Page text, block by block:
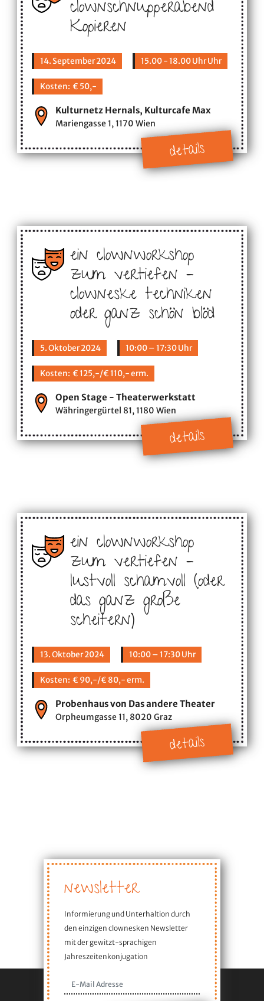
clownschnupperabend
Kopieren
14. September 2024 15.00 - 18.00 Uhr Uhr
Kosten: € 50,-
Kulturnetz Hernals, Kulturcafe Max
Mariengasse 1, 1170 Wien
details
ein clownworkshop
zum vertiefen –
clowneske techniken
oder ganz schön blöd
5. Oktober 2024 10:00 – 17:30 Uhr
Kosten: € 125,-/€ 110,- erm.
Open Stage - Theaterwerkstatt
Währingergürtel 81, 1180 Wien
details
ein clownworkshop
zum vertiefen –
lustvoll schamvoll (oder
das ganz große
scheitern)
13. Oktober 2024 10:00 – 17:30 Uhr
Kosten: € 90,-/€ 80,- erm.
Probenhaus von Das andere Theater
Orpheumgasse 11, 8020 Graz
details
newsletter
Informierung und Unterhaltion durch
den einzigen clownesken Newsletter
mit der gewitzt-sprachigen
Jahreszeitenkonjugation